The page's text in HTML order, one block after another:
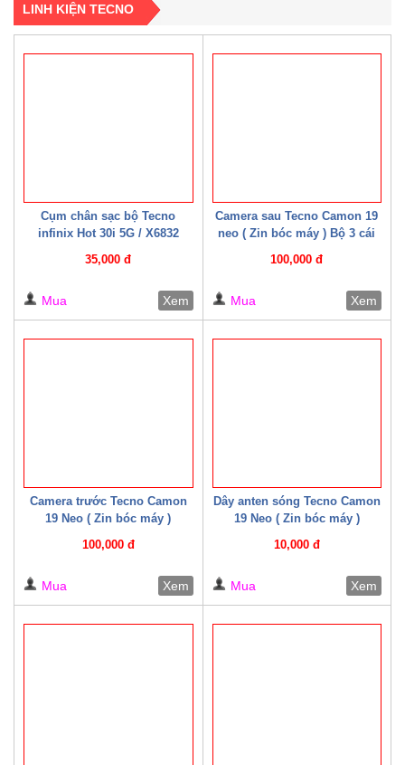
LINH KIỆN TECNO
Cụm chân sạc bộ Tecno
infinix Hot 30i 5G / X6832
35,000 đ
Mua Xem
Camera sau Tecno Camon 19
neo ( Zin bóc máy ) Bộ 3 cái
100,000 đ
Mua Xem
Camera trước Tecno Camon
19 Neo ( Zin bóc máy )
100,000 đ
Mua Xem
Dây anten sóng Tecno Camon
19 Neo ( Zin bóc máy )
10,000 đ
Mua Xem